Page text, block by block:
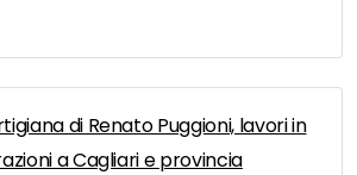
di Renato Puggioni, lavori in
a Cagliari e provincia